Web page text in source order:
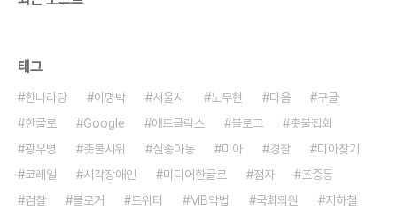
태그
한나라당 이명박 서울시 노무현 다음
구글
한글로
Google 애드클릭스 블로그
촛불집회
광우병
촛불시위 실종아동 미아 경찰
미아찾기
코레일
시각장애인 미디어한글로 점자
조중동
검찰
블로거 트위터 MB악법 국회의원
지하철